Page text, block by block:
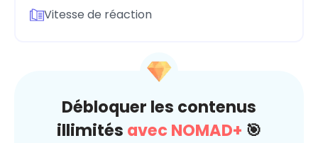
Vitesse de réaction
Débloquer les contenus
illimités avec NOMAD+ 🎯